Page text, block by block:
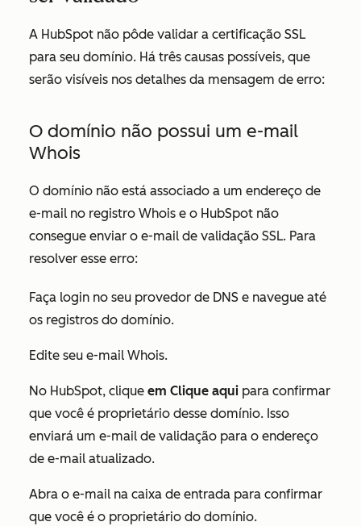
A HubSpot não pôde validar a certificação SSL
para seu domínio. Há três causas possíveis, que
serão visíveis nos detalhes da mensagem de erro:
O domínio não possui um e-mail
Whois
O domínio não está associado a um endereço de
e-mail no registro Whois e o HubSpot não
consegue enviar o e-mail de validação SSL. Para
resolver esse erro:
Faça login no seu provedor de DNS e navegue até
os registros do domínio.
Edite seu e-mail Whois.
No HubSpot, clique em Clique aqui para confirmar
que você é proprietário desse domínio. Isso
enviará um e-mail de validação para o endereço
de e-mail atualizado.
Abra o e-mail na caixa de entrada para confirmar
que você é o proprietário do domínio.